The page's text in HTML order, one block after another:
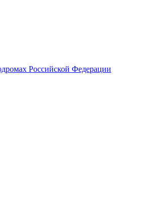
Российской Федерации